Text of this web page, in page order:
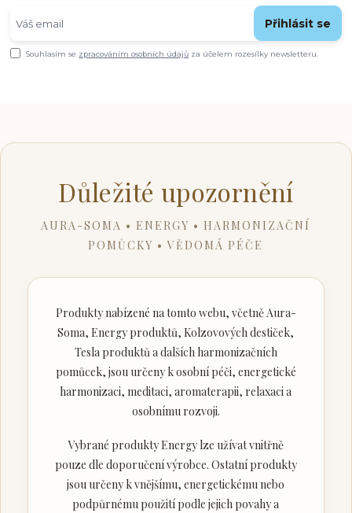
Přihlásit se
Souhlasím se zpracováním osobních údajů za účelem rozesílky newsletteru.
Důležité upozornění
AURA-SOMA • ENERGY • HARMONIZAČNÍ
POMŮCKY • VĚDOMÁ PÉČE
Produkty nabízené na tomto webu, včetně Aura-
Soma, Energy produktů, Kolzovových destiček,
Tesla produktů a dalších harmonizačních
pomůcek, jsou určeny k osobní péči, energetické
harmonizaci, meditaci, aromaterapii, relaxaci a
osobnímu rozvoji.
Vybrané produkty Energy lze užívat vnitřně
pouze dle doporučení výrobce. Ostatní produkty
jsou určeny k vnějšímu, energetickému nebo
podpůrnému použití podle jejich povahy a